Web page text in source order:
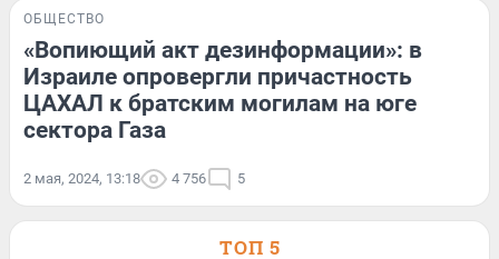
ОБЩЕСТВО
«Вопиющий акт дезинформации»: в
Израиле опровергли причастность
ЦАХАЛ к братским могилам на юге
сектора Газа
2 мая, 2024, 13:18 4 756 5
ТОП 5